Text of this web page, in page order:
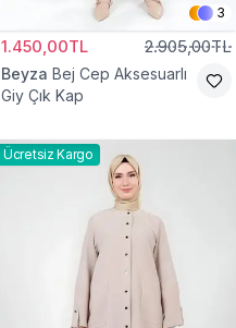
3
1.450,00TL 2.905,00TL
Beyza Bej Cep Aksesuarlı
Giy Çık Kap
Ücretsiz Kargo